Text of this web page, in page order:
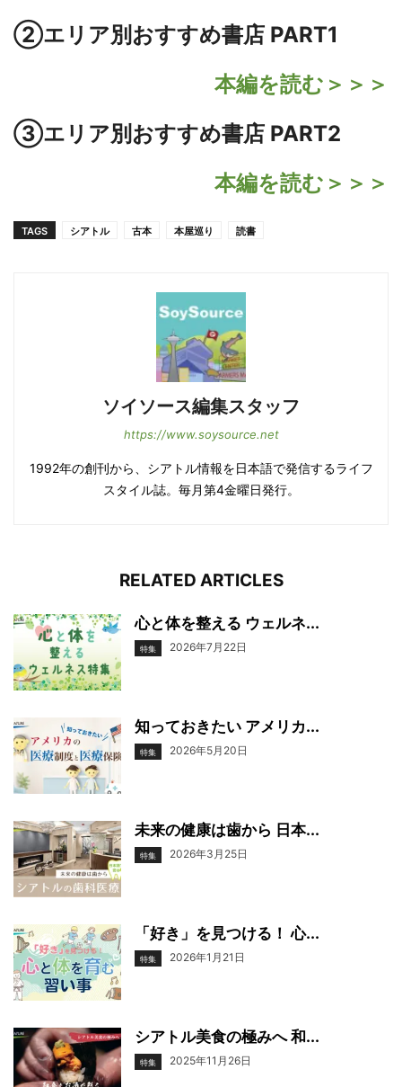
②エリア別おすすめ書店 PART1
本編を読む＞＞＞
③エリア別おすすめ書店 PART2
本編を読む＞＞＞
TAGS シアトル 古本 本屋巡り 読書
ソイソース編集スタッフ
https://www.soysource.net
1992年の創刊から、シアトル情報を日本語で発信するライフ
スタイル誌。毎月第4金曜日発行。
RELATED ARTICLES
心と体を整える ウェルネ...
特集 2026年7月22日
知っておきたい アメリカ...
特集 2026年5月20日
未来の健康は歯から 日本...
特集 2026年3月25日
「好き」を見つける！ 心...
特集 2026年1月21日
シアトル美食の極みへ 和...
特集 2025年11月26日